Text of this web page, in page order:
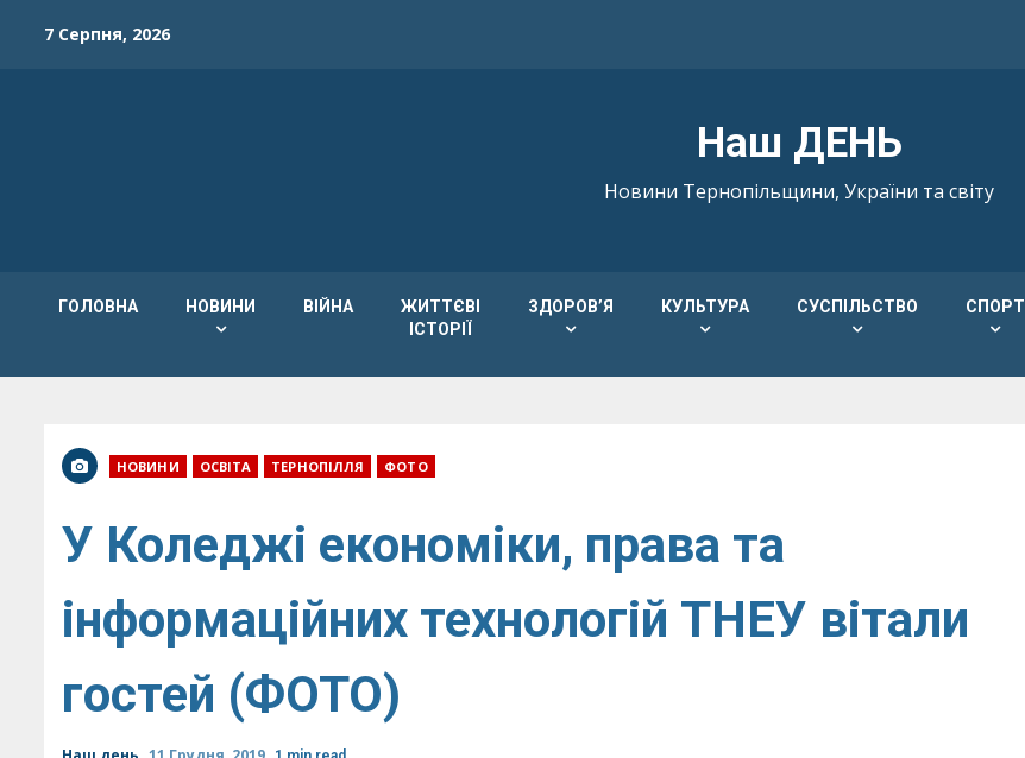
7 Серпня, 2026
Наш ДЕНЬ
Новини Тернопільщини, України та світу
ГОЛОВНА НОВИНИ ВІЙНА
ЖИТТЄВІ
ІСТОРІЇ
ЗДОРОВ’Я КУЛЬТУРА СУСПІЛЬСТВО СПОРТ
НОВИНИ ОСВІТА ТЕРНОПІЛЛЯ ФОТО
У Коледжі економіки, права та
інформаційних технологій ТНЕУ вітали
гостей (ФОТО)